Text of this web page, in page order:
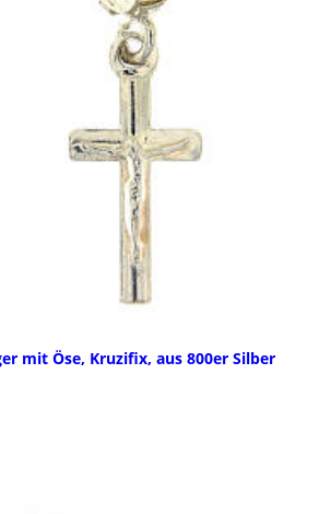
mit Öse, Kruzifix, aus 800er Silber